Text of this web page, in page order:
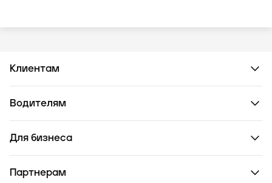
Клиентам
Водителям
Для бизнеса
Партнерам